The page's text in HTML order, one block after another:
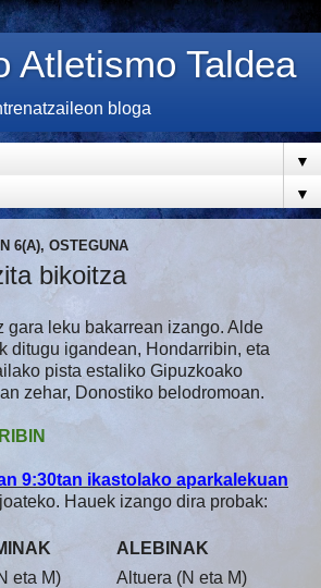
Atletismo Taldea
bloga
▼
▼
6(A), OSTEGUNA
bikoitza
gara leku bakarrean izango. Alde
ditugu igandean, Hondarribin, eta
pista estaliko Gipuzkoako
zehar, Donostiko belodromoan.
9:30tan ikastolako aparkalekuan
Hauek izango dira probak:
ALEBINAK
eta M)
Altuera (N eta M)